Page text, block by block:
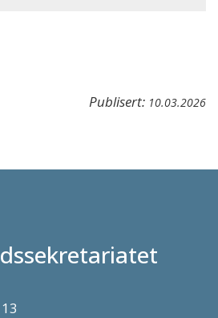
Publisert: 10.03.2026